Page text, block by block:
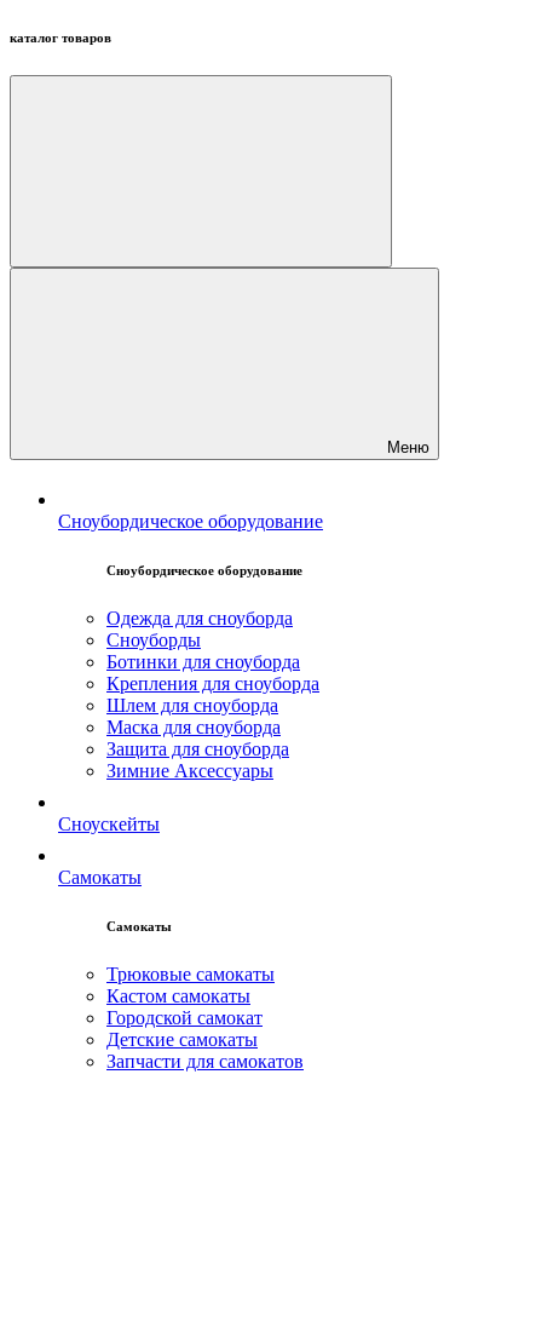
каталог товаров
Меню
Сноубордическое оборудование
Сноубордическое оборудование
Одежда для сноуборда
Сноуборды
Ботинки для сноуборда
Крепления для сноуборда
Шлем для сноуборда
Маска для сноуборда
Защита для сноуборда
Зимние Аксессуары
Сноускейты
Самокаты
Самокаты
Трюковые самокаты
Кастом самокаты
Городской самокат
Детские самокаты
Запчасти для самокатов